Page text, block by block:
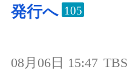
発行へ 105
08月06日 15:47